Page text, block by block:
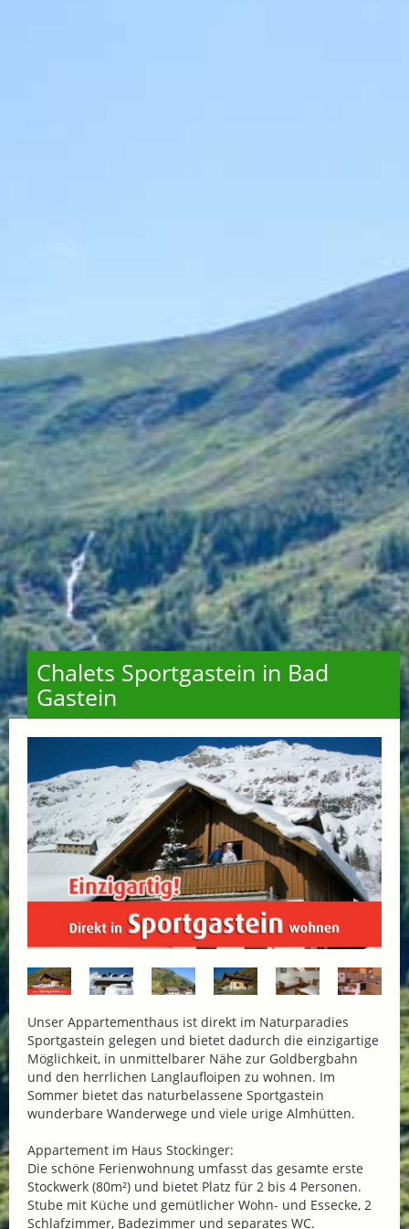
Chalets Sportgastein in Bad
Gastein
Unser Appartementhaus ist direkt im Naturparadies
Sportgastein gelegen und bietet dadurch die einzigartige
Möglichkeit, in unmittelbarer Nähe zur Goldbergbahn
und den herrlichen Langlaufloipen zu wohnen. Im
Sommer bietet das naturbelassene Sportgastein
wunderbare Wanderwege und viele urige Almhütten.
Appartement im Haus Stockinger:
Die schöne Ferienwohnung umfasst das gesamte erste
Stockwerk (80m²) und bietet Platz für 2 bis 4 Personen.
Stube mit Küche und gemütlicher Wohn- und Essecke, 2
Schlafzimmer, Badezimmer und separates WC.